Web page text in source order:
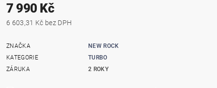
7 990 Kč
6 603,31 Kč bez DPH
ZNAČKA
NEW ROCK
KATEGORIE
TURBO
ZÁRUKA
2 ROKY